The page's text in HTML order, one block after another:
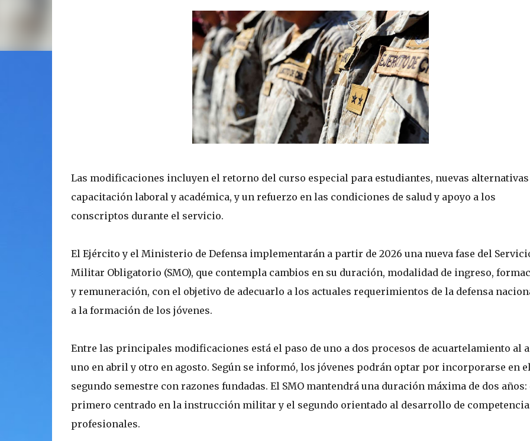
Las modificaciones incluyen el retorno del curso especial para estudiantes, nuevas alternativas
capacitación laboral y académica, y un refuerzo en las condiciones de salud y apoyo a los
conscriptos durante el servicio.
El Ejército y el Ministerio de Defensa implementarán a partir de 2026 una nueva fase del
Militar Obligatorio (SMO), que contempla cambios en su duración, modalidad de ingreso,
y remuneración, con el objetivo de adecuarlo a los actuales requerimientos de la defensa
a la formación de los jóvenes.
Entre las principales modificaciones está el paso de uno a dos procesos de acuartelamiento al
uno en abril y otro en agosto. Según se informó, los jóvenes podrán optar por incorporarse en
segundo semestre con razones fundadas. El SMO mantendrá una duración máxima de dos años:
primero centrado en la instrucción militar y el segundo orientado al desarrollo de
profesionales.